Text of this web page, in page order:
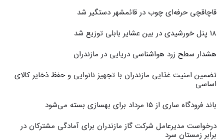
قاچاقچی حرفه‌ای چوب در قائمشهر دستگیر شد
۱۸ پنل خورشیدی در بین عشایر بابلی توزیع شد
هشدار سطح زرد هواشناسی دریایی در مازندران
تضمین امنیت غذایی مازندران با تجهیز نانوایی و حفظ ذخایر کالای
اساسی
باند فرودگاه ساری از ۱۵ مرداد برای بهسازی بسته می‌شود
درخواست مدیرعامل شرکت گاز مازندران برای آمادگی مشترکان در
برابر زمستان سرد